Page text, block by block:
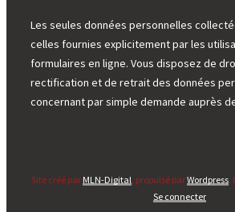
Les seules données personnelles
celles fournies explicitement par les
formulaires en ligne. Vous disposez de
rectification et de retrait des données
concernant par simple demande auprès
Site créé par MLN-Digital , propulsé parWordpress
Se connecter